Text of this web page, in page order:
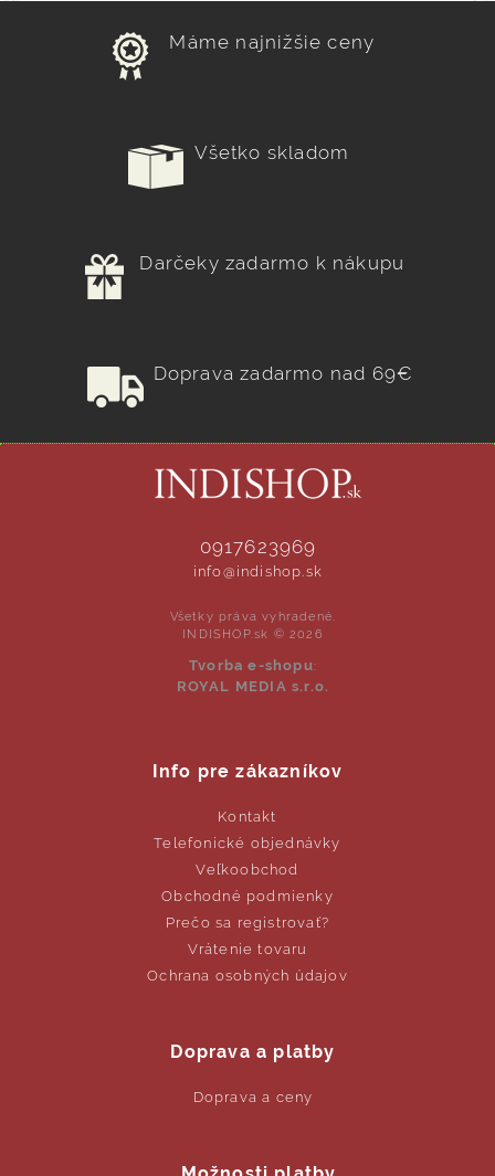
Máme najnižšie ceny
Všetko skladom
Darčeky zadarmo k nákupu
Doprava zadarmo nad 69€
0917623969
info@indishop.sk
Všetky práva vyhradené.
INDISHOP.sk © 2026
Tvorba e-shopu:
ROYAL MEDIA s.r.o.
Info pre zákazníkov
Kontakt
Telefonické objednávky
Veľkoobchod
Obchodné podmienky
Prečo sa registrovať?
Vrátenie tovaru
Ochrana osobných údajov
Doprava a platby
Doprava a ceny